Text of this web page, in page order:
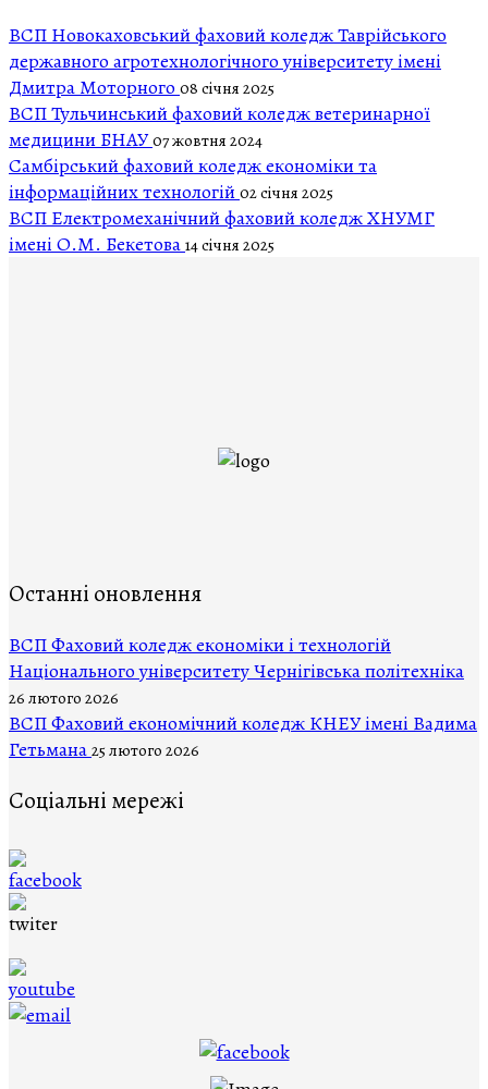
ВСП Новокаховський фаховий коледж Таврійського
державного агротехнологічного університету імені
Дмитра Моторного 08 січня 2025
ВСП Тульчинський фаховий коледж ветеринарної
медицини БНАУ07 жовтня 2024
Самбірський фаховий коледж економіки та
інформаційних технологій 02 січня 2025
ВСП Електромеханічний фаховий коледж ХНУМГ
імені О.М. Бекетова 14 січня 2025
Останні оновлення
ВCП Фаховий коледж економіки і технологій
Національного університету Чернігівська політехніка
26 лютого 2026
ВСП Фаховий економічний коледж КНЕУ імені Вадима
Гетьмана 25 лютого 2026
Соціальні мережі